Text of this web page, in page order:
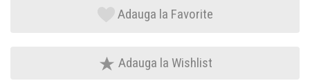
Adauga la Favorite
Adauga la Wishlist